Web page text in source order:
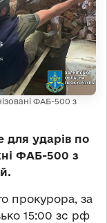
ФАБ-500 з
для ударів по
ФАБ-500 з
прокурора, за
15:00 зс рф